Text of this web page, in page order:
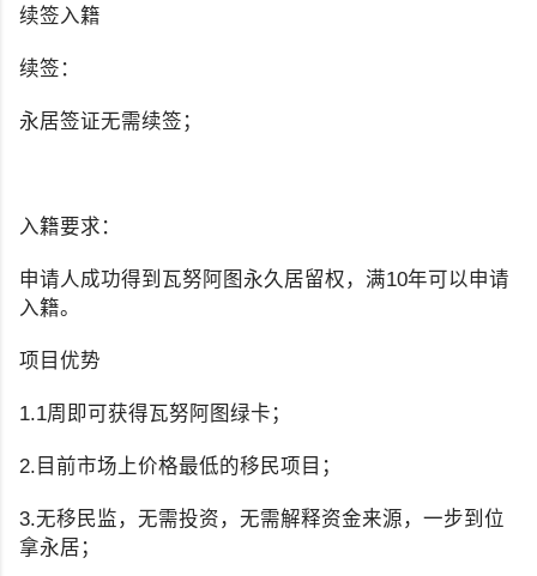
续签入籍
续签：
永居签证无需续签；
入籍要求：
申请人成功得到瓦努阿图永久居留权，满10年可以申请
入籍。
项目优势
1.1周即可获得瓦努阿图绿卡；
2.目前市场上价格最低的移民项目；
3.无移民监，无需投资，无需解释资金来源，一步到位
拿永居；